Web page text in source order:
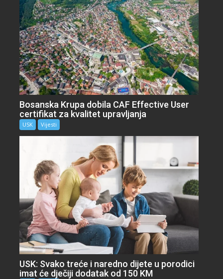
Bosanska Krupa dobila CAF Effective User
certifikat za kvalitet upravljanja
USK Vijesti
USK: Svako treće i naredno dijete u porodici
imat će dječiji dodatak od 150 KM